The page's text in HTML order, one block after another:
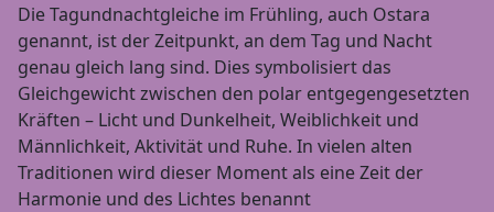
Die Tagundnachtgleiche im Frühling, auch Ostara
genannt, ist der Zeitpunkt, an dem Tag und Nacht
genau gleich lang sind. Dies symbolisiert das
Gleichgewicht zwischen den polar entgegengesetzten
Kräften – Licht und Dunkelheit, Weiblichkeit und
Männlichkeit, Aktivität und Ruhe. In vielen alten
Traditionen wird dieser Moment als eine Zeit der
Harmonie und des Lichtes benannt